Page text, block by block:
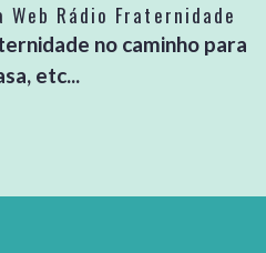
Rádio Fraternidade
no caminho para
etc...